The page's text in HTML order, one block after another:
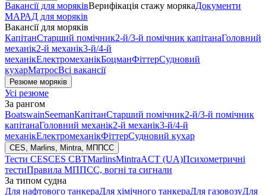
Вакансії для моряківВерифікація стажу морякаДокументи
МАРАД для моряків
Вакансії для моряків
КапітанСтарший помічник2-й/3-й помічник капітанаГоловний
механік2-й механік3-й/4-й
механікЕлектромеханікБоцманФіттерСудновий
кухарМатросВсі вакансії
Резюме моряків
Усі резюме
За рангом
BoatswainSeemanКапітанСтарший помічник2-й/3-й помічник
капітанаГоловний механік2-й механік3-й/4-й
механікЕлектромеханікФіттерСудновий кухар
CES, Marlins, Mintra, МППСС
Тести CESCES CBTMarlinsMintraACT (UA)Психометричні
тестиПравила МППСС, вогні та сигнали
За типом судна
Для нафтового танкераДля хімічного танкераДля газовозуДля